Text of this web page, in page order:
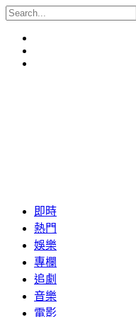
即時
熱門
娛樂
專欄
追劇
音樂
電影